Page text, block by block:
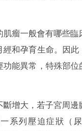
肌瘤一般會有哪些臨
經和孕育生命。因
功能異常，特殊部位
斷增大，若子宮周
系列壓迫症狀（